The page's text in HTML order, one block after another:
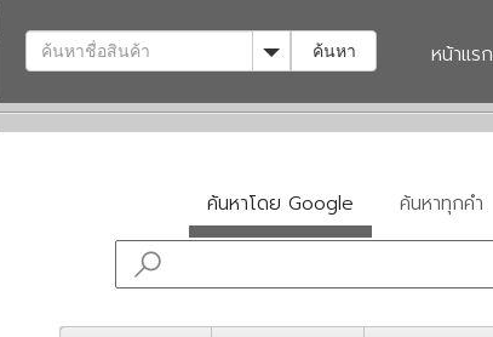
Toggle Dropdown
ค้นหา หน้าแรก
ค้นหาโดย Google ค้นหาทุกคำ